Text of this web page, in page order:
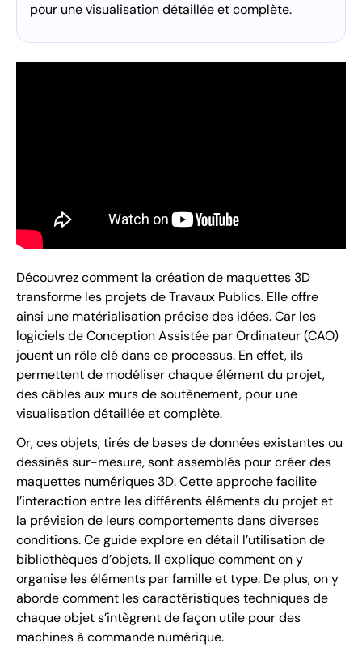
pour une visualisation détaillée et complète.
Découvrez comment la création de maquettes 3D
transforme les projets de Travaux Publics. Elle offre
ainsi une matérialisation précise des idées. Car les
logiciels de Conception Assistée par Ordinateur (CAO)
jouent un rôle clé dans ce processus. En effet, ils
permettent de modéliser chaque élément du projet,
des câbles aux murs de soutènement, pour une
visualisation détaillée et complète.
Or, ces objets, tirés de bases de données existantes ou
dessinés sur-mesure, sont assemblés pour créer des
maquettes numériques 3D. Cette approche facilite
l’interaction entre les différents éléments du projet et
la prévision de leurs comportements dans diverses
conditions. Ce guide explore en détail l’utilisation de
bibliothèques d’objets. Il explique comment on y
organise les éléments par famille et type. De plus, on y
aborde comment les caractéristiques techniques de
chaque objet s’intègrent de façon utile pour des
machines à commande numérique.